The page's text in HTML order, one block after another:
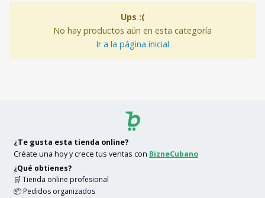
Ups :(
No hay productos aún en esta categoría
Ir a la página inicial
¿Te gusta esta tienda online?
Créate una hoy y crece tus ventas con BizneCubano
¿Qué obtienes?
🛒 Tienda online profesional
📦 Pedidos organizados